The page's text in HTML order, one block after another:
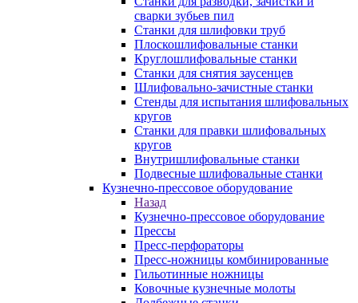
сварки зубьев пил
Станки для шлифовки труб
Плоскошлифовальные станки
Круглошлифовальные станки
Станки для снятия заусенцев
Шлифовально-зачистные станки
Стенды для испытания шлифовальных
кругов
Станки для правки шлифовальных
кругов
Внутришлифовальные станки
Подвесные шлифовальные станки
Кузнечно-прессовое оборудование
Назад
Кузнечно-прессовое оборудование
Прессы
Пресс-перфораторы
Пресс-ножницы комбинированные
Гильотинные ножницы
Ковочные кузнечные молоты